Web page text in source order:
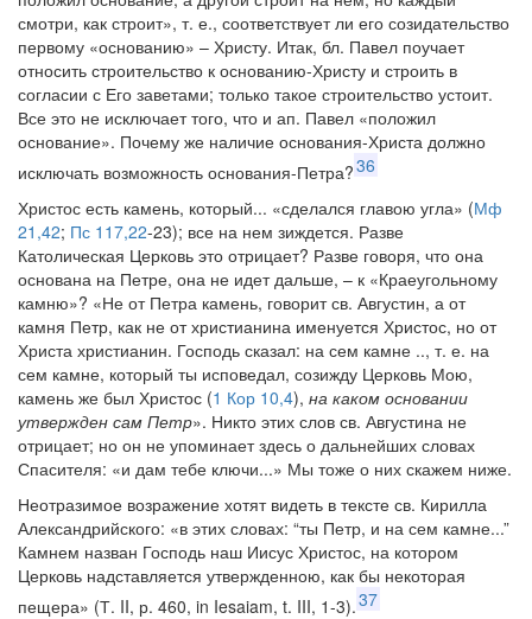
смотри, как строит», т. е., соответствует ли его созидательство
первому «основанию» – Христу. Итак, бл. Павел поучает
относить строительство к основанию-Христу и строить в
согласии с Его заветами; только такое строительство устоит.
Все это не исключает того, что и ап. Павел «положил
основание». Почему же наличие основания-Христа должно
исключать возможность основания-Петра?36
Христос есть камень, который... «сделался главою угла» (Мф
21,42; Пс 117,22-23); все на нем зиждется. Разве
Католическая Церковь это отрицает? Разве говоря, что она
основана на Петре, она не идет дальше, – к «Краеугольному
камню»? «Не от Петра камень, говорит св. Августин, а от
камня Петр, как не от христианина именуется Христос, но от
Христа христианин. Господь сказал: на сем камне .., т. е. на
сем камне, который ты исповедал, созижду Церковь Мою,
камень же был Христос (1 Кор 10,4), на каком основании
утвержден сам Петр». Никто этих слов св. Августина не
отрицает; но он не упоминает здесь о дальнейших словах
Спасителя: «и дам тебе ключи...» Мы тоже о них скажем ниже.
Неотразимое возражение хотят видеть в тексте св. Кирилла
Александрийского: «в этих словах: “ты Петр, и на сем камне...”
Камнем назван Господь наш Иисус Христос, на котором
Церковь надставляется утвержденною, как бы некоторая
пещера» (Т. II, р. 460, in Iesaiam, t. III, 1-3).37